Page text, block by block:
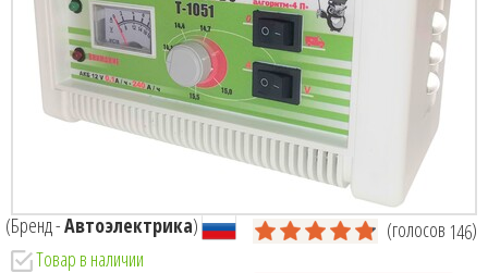
(Бренд -Автоэлектрика) (голосов 146)
Товар в наличии